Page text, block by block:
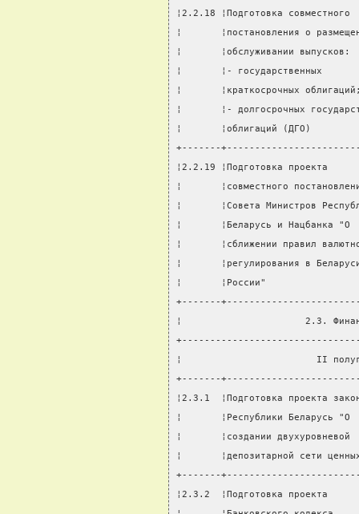
¦2.2.18 ¦Подготовка
¦       ¦постановления о
¦       ¦обслуживании
¦       ¦-
¦       ¦краткосрочных
¦       ¦- долгосрочных
¦       ¦облигаций
+-------
¦2.2.19 ¦Подготовка
¦       ¦совместного
¦       ¦Совета Министров
¦       ¦Беларусь и
¦       ¦сближении правил
¦       ¦регулирования в
¦       ¦России"
+-------
¦                      2.3.
¦                        II
+-------
¦2.3.1  ¦Подготовка проекта
¦       ¦Республики
¦       ¦создании
¦       ¦депозитарной
+-------
¦2.3.2  ¦Подготовка проекта